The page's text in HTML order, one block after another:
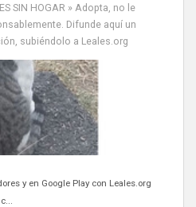
SIN HOGAR » Adopta, no le
Difunde aquí un
subiéndolo a Leales.org
años,esterilizada con marca de